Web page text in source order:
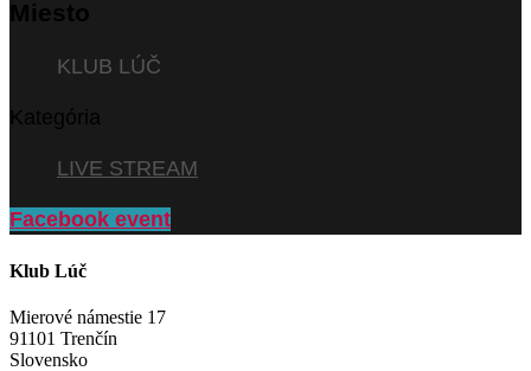
Miesto
KLUB LÚČ
Kategória
LIVE STREAM
Facebook event
Klub Lúč
Mierové námestie 17
91101 Trenčín
Slovensko